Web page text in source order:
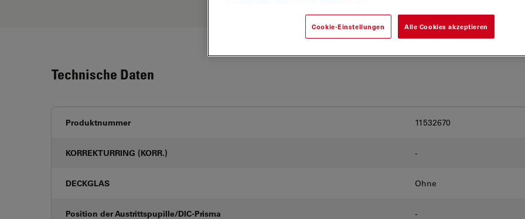
Technische Daten
Produktnummer 11532670
KORREKTURRING (KORR.) -
DECKGLAS Ohne
Position der Austrittspupille/DIC-Prisma -
Cookie-Einstellungen Alle Cookies akzeptieren